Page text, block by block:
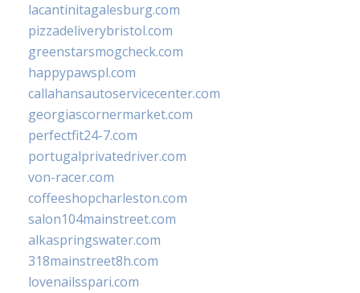
lacantinitagalesburg.com
pizzadeliverybristol.com
greenstarsmogcheck.com
happypawspl.com
callahansautoservicecenter.com
georgiascornermarket.com
perfectfit24-7.com
portugalprivatedriver.com
von-racer.com
coffeeshopcharleston.com
salon104mainstreet.com
alkaspringswater.com
318mainstreet8h.com
lovenailsspari.com